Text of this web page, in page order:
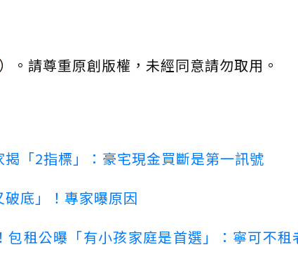
）。請尊重原創版權，未經同意請勿取用。
「2指標」：豪宅現金買斷是第一訊號
底」！專家曝原因
包租公曝「有小孩家庭是首選」：寧可不租